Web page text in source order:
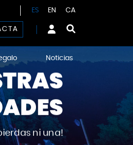
ES EN CA
Noticias
ni una!